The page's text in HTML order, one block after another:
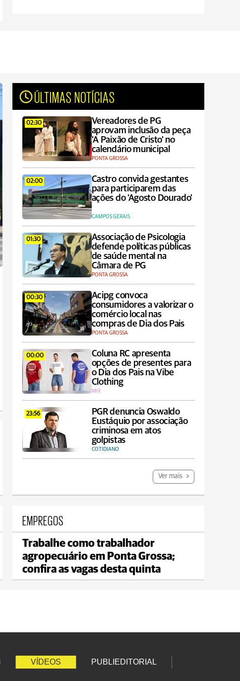
ÚLTIMAS NOTÍCIAS
02:30
Vereadores de PG
aprovam inclusão da peça
'A Paixão de Cristo' no
calendário municipal
PONTA GROSSA
02:00
Castro convida gestantes
para participarem das
ações do ‘Agosto Dourado’
CAMPOS GERAIS
01:30
Associação de Psicologia
defende políticas públicas
de saúde mental na
Câmara de PG
PONTA GROSSA
00:30
Acipg convoca
consumidores a valorizar o
comércio local nas
compras de Dia dos Pais
PONTA GROSSA
00:00
Coluna RC apresenta
opções de presentes para
o Dia dos Pais na Vibe
Clothing
MIX
23:56
PGR denuncia Oswaldo
Eustáquio por associação
criminosa em atos
golpistas
COTIDIANO
Ver mais
min 18°C
Jaguariaíva
max 21°C
EMPREGOS
Trabalhe como trabalhador
agropecuário em Ponta Grossa;
confira as vagas desta quinta
VÍDEOS PUBLIEDITORIAL